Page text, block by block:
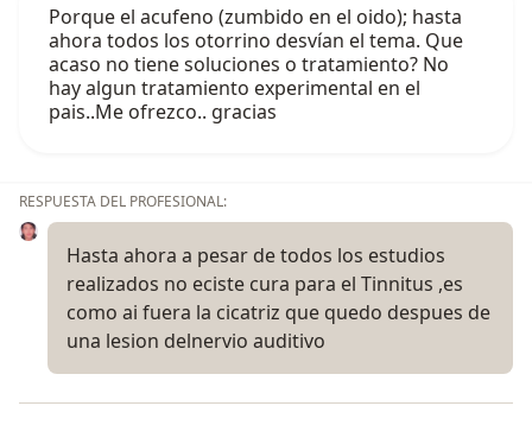
Porque el acufeno (zumbido en el oido); hasta
ahora todos los otorrino desvían el tema. Que
acaso no tiene soluciones o tratamiento? No
hay algun tratamiento experimental en el
pais..Me ofrezco.. gracias
RESPUESTA DEL PROFESIONAL:
Hasta ahora a pesar de todos los estudios
realizados no eciste cura para el Tinnitus ,es
como ai fuera la cicatriz que quedo despues de
una lesion delnervio auditivo